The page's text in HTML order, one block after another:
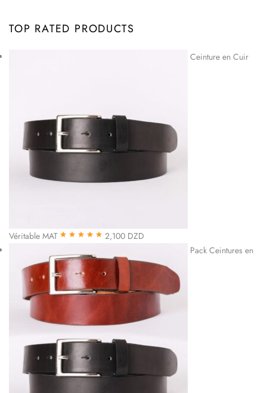
TOP RATED PRODUCTS
Ceinture en Cuir
Véritable MAT
5
2,100 DZD
Pack Ceintures en